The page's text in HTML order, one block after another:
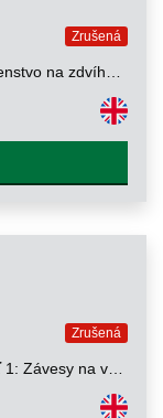
Zrušená
Zrušená